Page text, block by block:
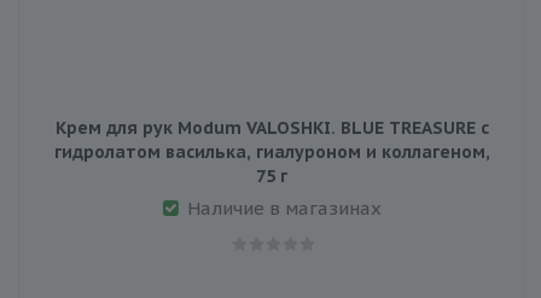
Крем для рук Modum VALOSHKI. BLUE TREASURE с
гидролатом василька, гиалуроном и коллагеном,
75 г
Наличие в магазинах